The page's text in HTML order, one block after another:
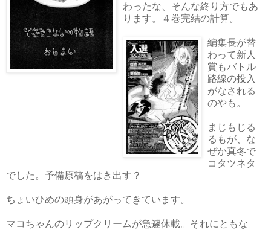
わったな、そんな終り方でもあ
ります。４巻完結の計算。
編集長が替
わって新人
賞もバトル
路線の投入
がなされる
のやも。
まじもじる
るもが、な
ぜか真冬で
コタツネタ
でした。予備原稿をはき出す？
ちょいひめの頭身があがってきています。
マコちゃんのリップクリームが急遽休載。それにともな